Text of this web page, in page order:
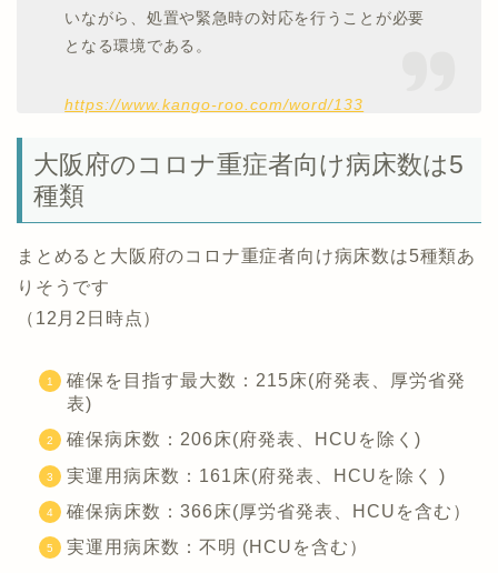
いながら、処置や緊急時の対応を行うことが必要
となる環境である。
https://www.kango-roo.com/word/133
大阪府のコロナ重症者向け病床数は5
種類
まとめると大阪府のコロナ重症者向け病床数は5種類あ
りそうです
（12月2日時点）
確保を目指す最大数：215床(府発表、厚労省発
表)
確保病床数：206床(府発表、HCUを除く)
実運用病床数：161床(府発表、HCUを除く )
確保病床数：366床(厚労省発表、HCUを含む）
実運用病床数：不明 (HCUを含む）